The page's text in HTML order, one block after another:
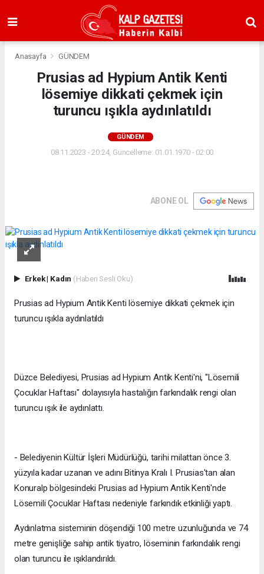
Anasayfa GÜNDEM
Prusias ad Hypium Antik Kenti
lösemiye dikkati çekmek için
turuncu ışıkla aydınlatıldı
GÜNDEM
08.11.2023 - 20:24, Güncelleme: 01.01.1970 - 02:00
ABONE OL
Erkek| Kadın (Haberi Sesli Oku)
Prusias ad Hypium Antik Kenti lösemiye dikkati çekmek için
turuncu ışıkla aydınlatıldı
Düzce Belediyesi, Prusias ad Hypium Antik Kenti'ni, "Lösemili
Çocuklar Haftası" dolayısıyla hastalığın farkındalık rengi olan
turuncu ışık ile aydınlattı.
- Belediyenin Kültür İşleri Müdürlüğü, tarihi milattan önce 3.
yüzyıla kadar uzanan ve adını Bitinya Kralı I. Prusias'tan alan
Konuralp bölgesindeki Prusias ad Hypium Antik Kenti'nde
Lösemili Çocuklar Haftası nedeniyle farkındık etkinliği yaptı.
Aydınlatma sisteminin döşendiği 100 metre uzunluğunda ve 74
metre genişliğe sahip antik tiyatro, löseminin farkındalık rengi
olan turuncu ile ışıklandırıldı.